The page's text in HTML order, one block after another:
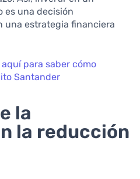
es una decisión
una estrategia financiera
aquí para saber cómo
Santander
la
la reducción